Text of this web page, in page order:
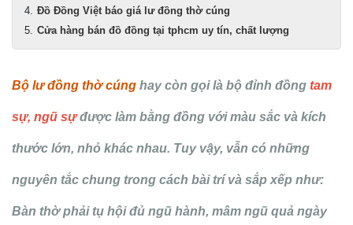
Đồ Đồng Việt báo giá lư đồng thờ cúng
Cửa hàng bán đồ đồng tại tphcm uy tín, chất lượng
Bộ lư đồng thờ cúng hay còn gọi là bộ đỉnh đồng tam
sự, ngũ sựđược làm bằng đồng với màu sắc và kích
thước lớn, nhỏ khác nhau. Tuy vậy, vẫn có những
nguyên tắc chung trong cách bài trí và sắp xếp như:
Bàn thờ phải tụ hội đủ ngũ hành, mâm ngũ quả ngày